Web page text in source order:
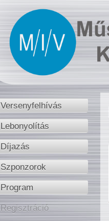
Versenyfelhívás
Lebonyolítás
Díjazás
Szponzorok
Program
Regisztráció